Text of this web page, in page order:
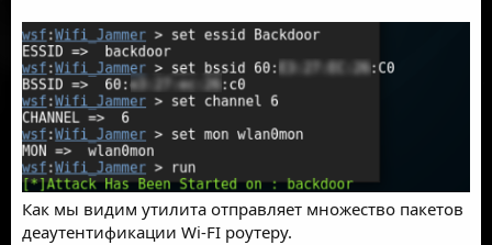
Как мы видим утилита отправляет множество пакетов
деаутентификации Wi-FI роутеру.